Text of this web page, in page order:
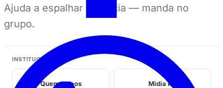
Ajuda a espalhar a notícia — manda no
grupo.
INSTITUCIONAL
Quem somos Midia kit